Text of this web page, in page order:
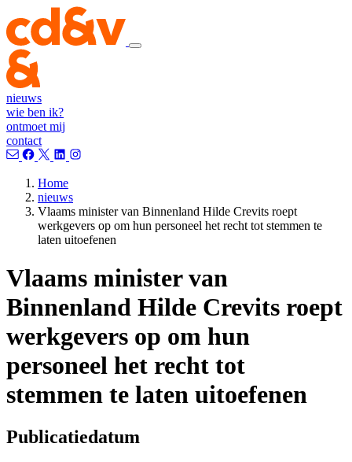
nieuws
wie ben ik?
ontmoet mij
contact
Home
nieuws
Vlaams minister van Binnenland Hilde Crevits roept
werkgevers op om hun personeel het recht tot stemmen te
laten uitoefenen
Vlaams minister van
Binnenland Hilde Crevits roept
werkgevers op om hun
personeel het recht tot
stemmen te laten uitoefenen
Publicatiedatum